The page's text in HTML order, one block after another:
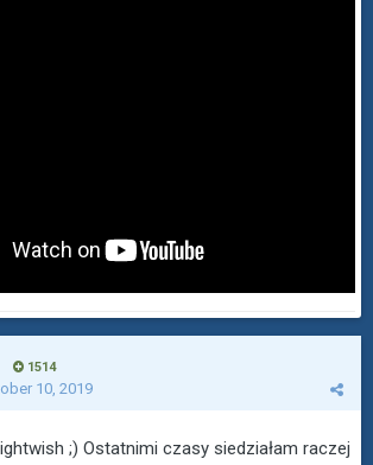
1514
10, 2019
;) Ostatnimi czasy siedziałam raczej